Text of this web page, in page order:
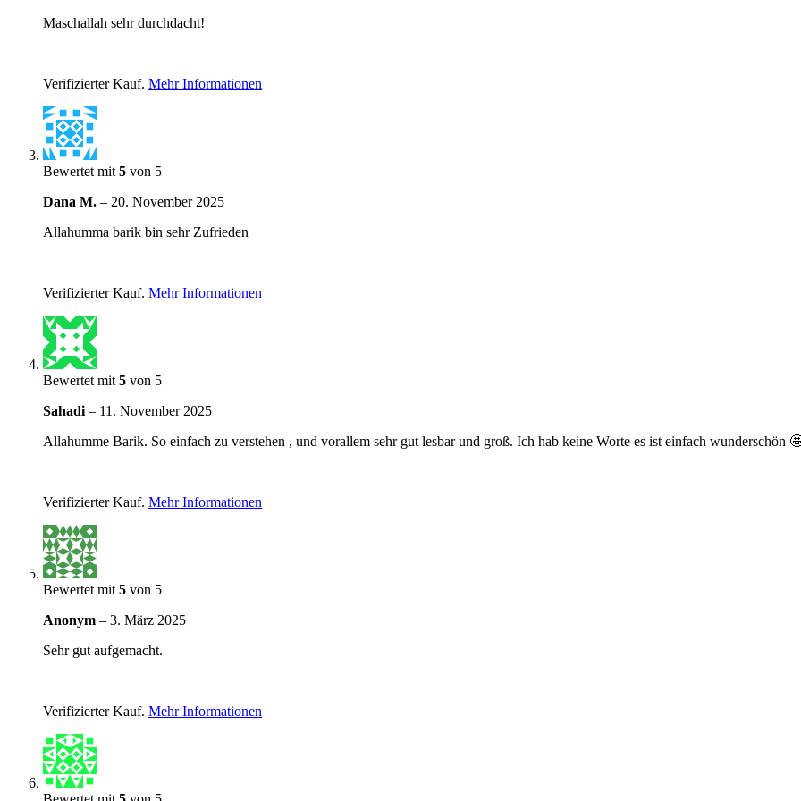
Maschallah sehr durchdacht!
Verifizierter Kauf. Mehr Informationen
Bewertet mit 5 von 5
Dana M. – 20. November 2025
Allahumma barik bin sehr Zufrieden
Verifizierter Kauf. Mehr Informationen
Bewertet mit 5 von 5
Sahadi – 11. November 2025
Allahumme Barik. So einfach zu verstehen , und vorallem sehr gut lesbar und groß. Ich hab keine Worte es ist einfach wunderschön
Verifizierter Kauf. Mehr Informationen
Bewertet mit 5 von 5
Anonym – 3. März 2025
Sehr gut aufgemacht.
Verifizierter Kauf. Mehr Informationen